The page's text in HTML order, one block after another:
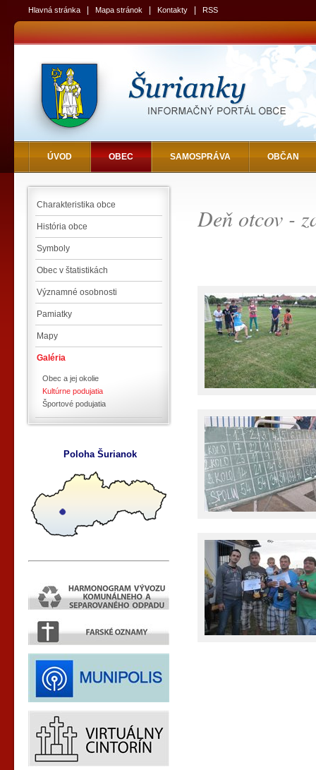
Hlavná stránka Mapa stránok Kontakty RSS
ÚVOD OBEC SAMOSPRÁVA OBČAN
Charakteristika obce
História obce
Symboly
Obec v štatistikách
Významné osobnosti
Pamiatky
Mapy
Galéria
Obec a jej okolie
Kultúrne podujatia
Športové podujatia
Poloha Šurianok
Deň otcov -